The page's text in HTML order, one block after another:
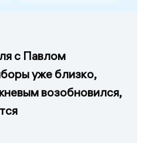
с Павлом
уже близко,
возобновился,